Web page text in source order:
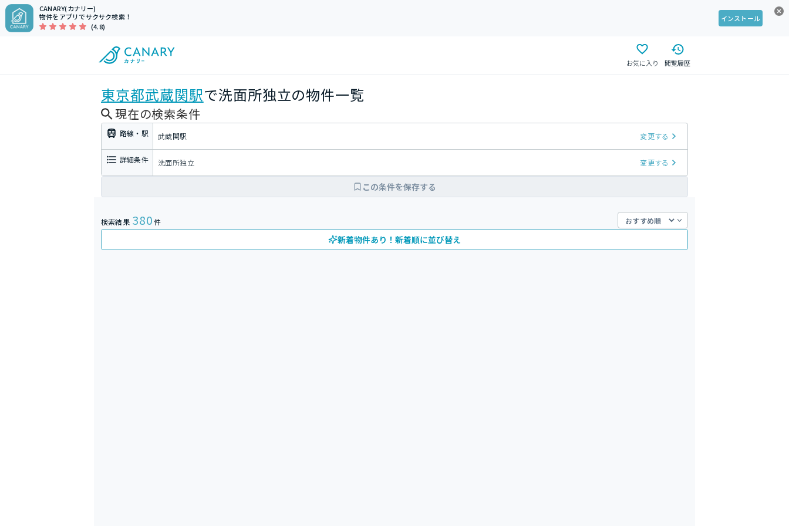
CANARY(カナリー)
物件をアプリでサクサク検索！
(4.8)
インストール
お気に入り 閲覧履歴
東京都武蔵関駅で洗面所独立の物件一覧
現在の検索条件
路線・駅 武蔵関駅 変更する
詳細条件 洗面所独立 変更する
この条件を保存する
検索結果 380件
新着物件あり！新着順に並び替え